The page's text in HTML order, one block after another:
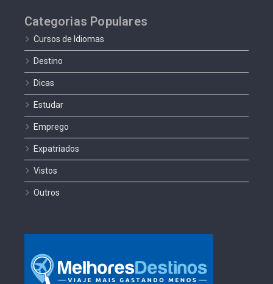
Categorias Populares
Cursos de Idiomas
Destino
Dicas
Estudar
Emprego
Expatriados
Vistos
Outros